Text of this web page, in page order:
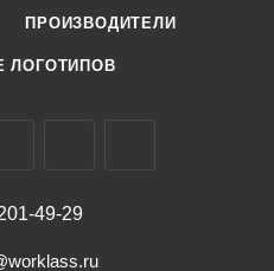
ПРОИЗВОДИТЕЛИ
ЛОГОТИПОВ
49-29